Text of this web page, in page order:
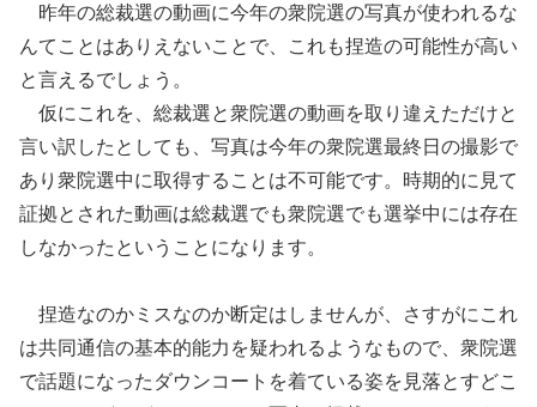
昨年の総裁選の動画に今年の衆院選の写真が使われるな
んてことはありえないことで、これも捏造の可能性が高い
と言えるでしょう。
仮にこれを、総裁選と衆院選の動画を取り違えただけと
言い訳したとしても、写真は今年の衆院選最終日の撮影で
あり衆院選中に取得することは不可能です。時期的に見て
証拠とされた動画は総裁選でも衆院選でも選挙中には存在
しなかったということになります。
捏造なのかミスなのか断定はしませんが、さすがにこれ
は共同通信の基本的能力を疑われるようなもので、衆院選
で話題になったダウンコートを着ている姿を見落とすどこ